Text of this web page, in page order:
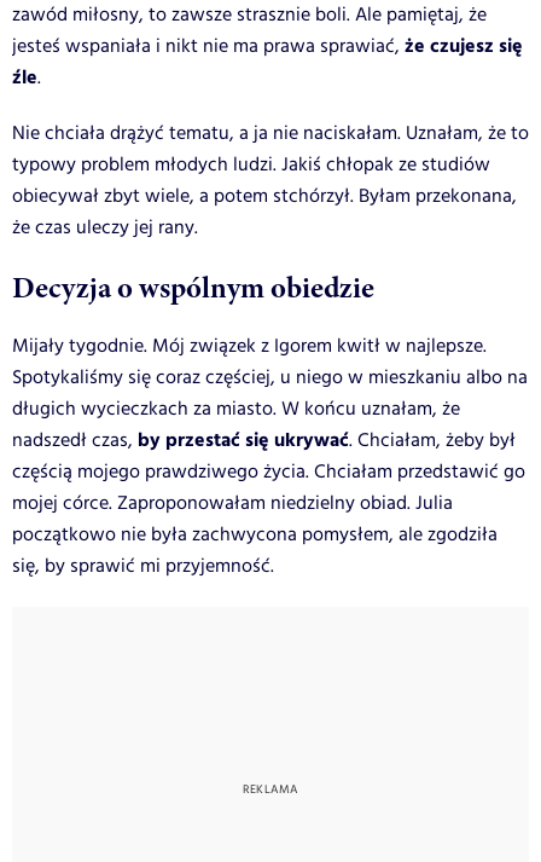
zawód miłosny, to zawsze strasznie boli. Ale pamiętaj, że
jesteś wspaniała i nikt nie ma prawa sprawiać, że czujesz się
źle.
Nie chciała drążyć tematu, a ja nie naciskałam. Uznałam, że to
typowy problem młodych ludzi. Jakiś chłopak ze studiów
obiecywał zbyt wiele, a potem stchórzył. Byłam przekonana,
że czas uleczy jej rany.
Decyzja o wspólnym obiedzie
Mijały tygodnie. Mój związek z Igorem kwitł w najlepsze.
Spotykaliśmy się coraz częściej, u niego w mieszkaniu albo na
długich wycieczkach za miasto. W końcu uznałam, że
nadszedł czas, by przestać się ukrywać. Chciałam, żeby był
częścią mojego prawdziwego życia. Chciałam przedstawić go
mojej córce. Zaproponowałam niedzielny obiad. Julia
początkowo nie była zachwycona pomysłem, ale zgodziła
się, by sprawić mi przyjemność.